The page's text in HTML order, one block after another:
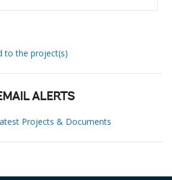
to the project(s)
ALERTS
Projects & Documents